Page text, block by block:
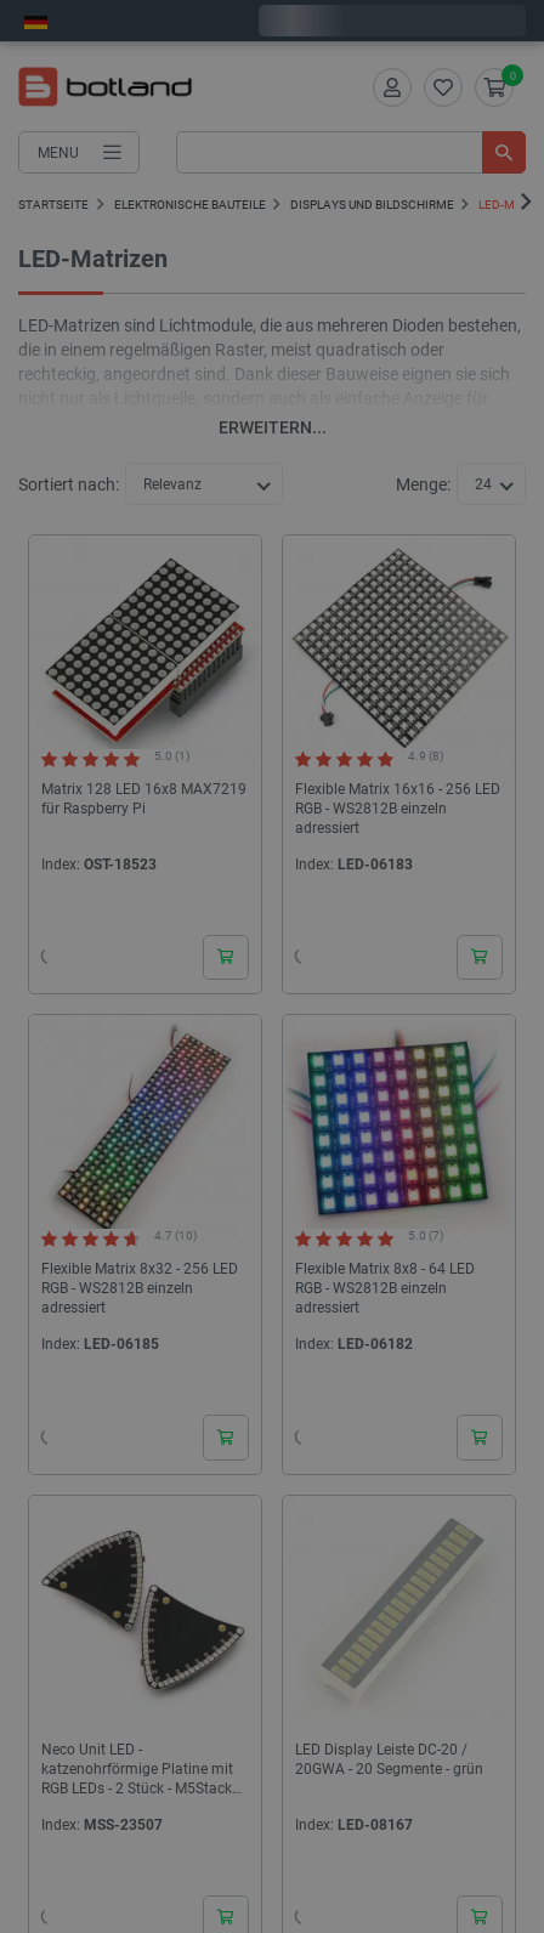
MENU
0
STARTSEITE ELEKTRONISCHE BAUTEILE DISPLAYS UND BILDSCHIRME LED-
LED-Matrizen
LED-Matrizen sind Lichtmodule, die aus mehreren Dioden bestehen,
die in einem regelmäßigen Raster, meist quadratisch oder
rechteckig, angeordnet sind. Dank dieser Bauweise eignen sie sich
Animationen, Texte, Symbole und visuelle Effekte. LED-Matrizen
Lichtdekorationen Verwendung.
ERWEITERN...
Sortiert nach: Relevanz Menge: 24
Matrix 128 LED 16x8 MAX7219
für Raspberry Pi
5.0 (1)
Index: OST-18523
Flexible Matrix 16x16 - 256 LED
RGB - WS2812B einzeln
adressiert
4.9 (8)
Index: LED-06183
Flexible Matrix 8x32 - 256 LED
RGB - WS2812B einzeln
adressiert
4.7 (10)
Index: LED-06185
Flexible Matrix 8x8 - 64 LED
RGB - WS2812B einzeln
adressiert
5.0 (7)
Index: LED-06182
Neco Unit LED -
katzenohrförmige Platine mit
RGB LEDs - 2 Stück - M5Stack
Index: MSS-23507
LED Display Leiste DC-20 /
20GWA - 20 Segmente - grün
Index: LED-08167